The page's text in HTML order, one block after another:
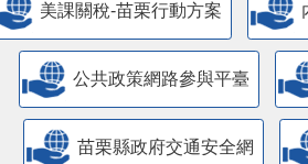
美課關稅-苗栗行動方案
公共政策網路參與平臺
苗栗縣政府交通安全網